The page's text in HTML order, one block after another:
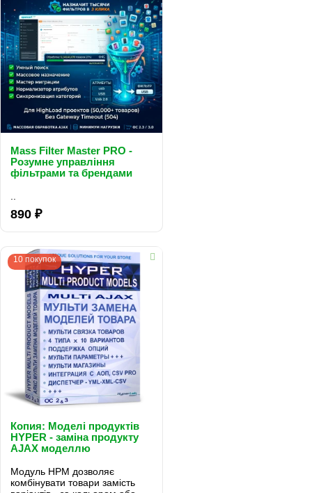
Mass Filter Master PRO -
Розумне управління
фільтрами та брендами
890 ₽
10 покупок
Копия: Моделі продуктів
HYPER - заміна продукту
AJAX моделлю
Модуль HPM дозволяє
комбінувати товари замість